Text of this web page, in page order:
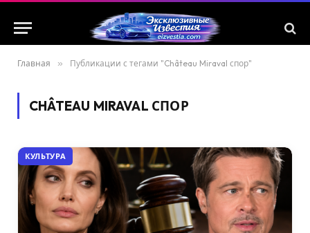
Главная » Публикации с тегами "Château Miraval спор"
CHÂTEAU MIRAVAL СПОР
КУЛЬТУРА